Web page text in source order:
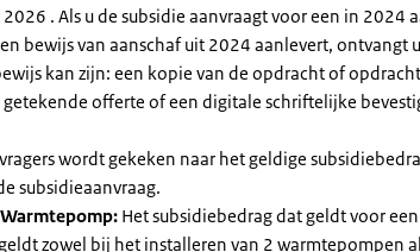
. Als u de subsidie aanvraagt voor een in 2024
bewijs van aanschaf uit 2024 aanlevert, ontvangt
kan zijn: een kopie van de opdracht of
offerte of een digitale schriftelijke
wordt gekeken naar het geldige
subsidieaanvraag.
Het subsidiebedrag dat geldt voor
zowel bij het installeren van 2 warmtepompen